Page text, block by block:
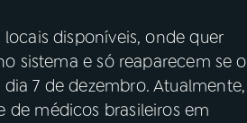
disponíveis, onde quer
sistema e só reaparecem se o
7 de dezembro. Atualmente,
de médicos brasileiros em